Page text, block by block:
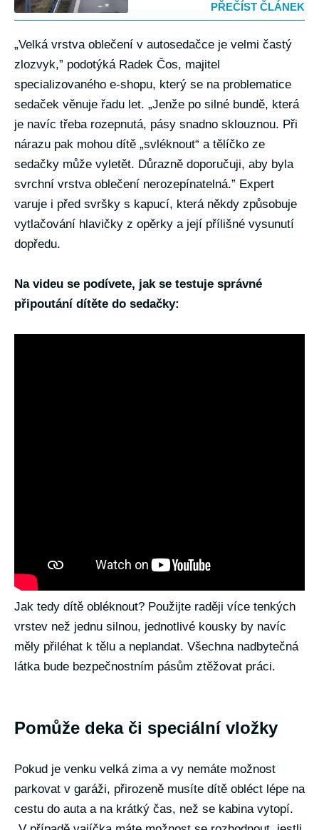
PŘEČÍST ČLÁNEK
„Velká vrstva oblečení v autosedačce je velmi častý
zlozvyk,” podotýká Radek Čos, majitel
specializovaného e-shopu, který se na problematice
sedaček věnuje řadu let. „Jenže po silné bundě, která
je navíc třeba rozepnutá, pásy snadno sklouznou. Při
nárazu pak mohou dítě „svléknout“ a tělíčko ze
sedačky může vyletět. Důrazně doporučuji, aby byla
svrchní vrstva oblečení nerozepínatelná.” Expert
varuje i před svršky s kapucí, která někdy způsobuje
vytlačování hlavičky z opěrky a její přílišné vysunutí
dopředu.
Na videu se podívete, jak se testuje správné
připoutání dítěte do sedačky:
Jak tedy dítě obléknout? Použijte raději více tenkých
vrstev než jednu silnou, jednotlivé kousky by navíc
měly přiléhat k tělu a neplandat. Všechna nadbytečná
látka bude bezpečnostním pásům ztěžovat práci.
Pomůže deka či speciální vložky
Pokud je venku velká zima a vy nemáte možnost
parkovat v garáži, přirozeně musíte dítě obléct lépe na
cestu do auta a na krátký čas, než se kabina vytopí.